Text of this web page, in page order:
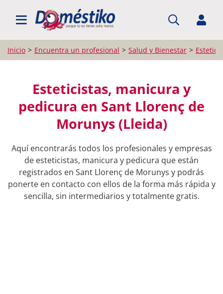
BUSCAR PROFESIONALES
Inicio Encuentra un profesional Salud y Bienestar
Esteticistas, manicura y
pedicura en Sant Llorenç de
Morunys (Lleida)
Aquí encontrarás todos los profesionales y empresas
de esteticistas, manicura y pedicura que están
registrados en Sant Llorenç de Morunys y podrás
ponerte en contacto con ellos de la forma más rápida y
sencilla, sin intermediarios y totalmente gratis.